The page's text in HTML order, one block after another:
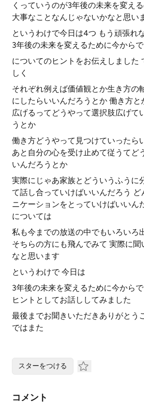
くっていうのが3年後の未来を変え
大事なことなんじゃないかなと思い
というわけで今日は4つ もう頑張れ
3年後の未来を変えるために今から
についてのヒントをお伝えしました
しく
それぞれ例えば価値観とか生き方の
にしたらいいんだろうとか 働き方と
広げるってどうやって選択肢広げて
うとか
働き方どうやって見つけていったら
あと自分の心を受け止めて従うてど
いんだろうとか
実際にじゃあ家族とどういうふうに
て話し合っていけばいいんだろう ど
ニケーションをとっていけばいいん
については
私も今までの放送の中でもいろいろ
そちらの方にも飛んでみて 実際に
なと思います
というわけで 今日は
3年後の未来を変えるために今から
ヒントとしてお話ししてみました
最後までお聞きいただきありがとう
ではまた
スターをつける
コメント